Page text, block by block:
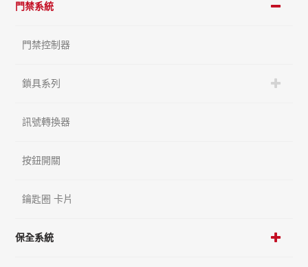
門禁系統
門禁控制器
鎖具系列
訊號轉換器
按鈕開關
鑰匙圈 卡片
保全系統